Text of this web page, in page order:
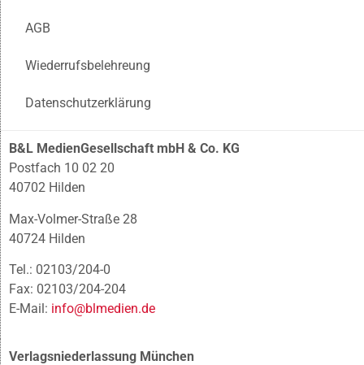
AGB
Wiederrufsbelehreung
Datenschutzerklärung
B&L MedienGesellschaft mbH & Co. KG
Postfach 10 02 20
40702 Hilden
Max-Volmer-Straße 28
40724 Hilden
Tel.: 02103/204-0
Fax: 02103/204-204
E-Mail: info@blmedien.de
Verlagsniederlassung München